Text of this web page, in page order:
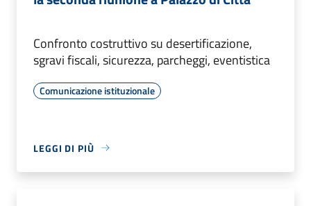
Confronto costruttivo su desertificazione,
sgravi fiscali, sicurezza, parcheggi, eventistica
Comunicazione istituzionale
LEGGI DI PIÙ